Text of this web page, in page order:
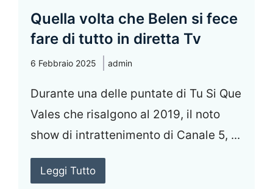
Quella volta che Belen si fece
fare di tutto in diretta Tv
6 Febbraio 2025 admin
Durante una delle puntate di Tu Si Que
Vales che risalgono al 2019, il noto
show di intrattenimento di Canale 5, ...
Leggi Tutto